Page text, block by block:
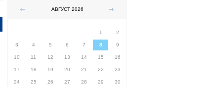
АВГУСТ 2026
1
2
3 4 5 6 7 8 9
10 11 12 13 14 15 16
17 18 19 20 21 22 23
24 25 26 27 28 29 30